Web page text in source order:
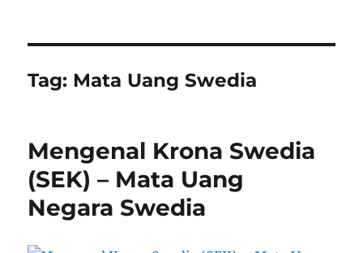
Tag: Mata Uang Swedia
Mengenal Krona Swedia
(SEK) – Mata Uang
Negara Swedia